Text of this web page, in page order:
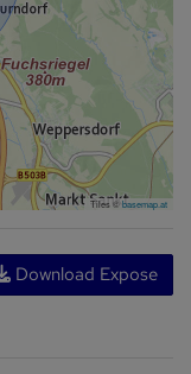
Tiles © basemap.at
Download Expose